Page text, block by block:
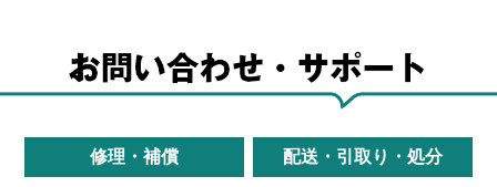
修理・補償 配送・引取り・処分